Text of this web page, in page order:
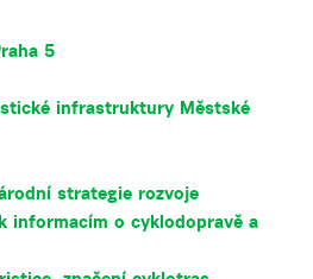
5
infrastruktury Městské
strategie rozvoje
informacím o cyklodopravě a